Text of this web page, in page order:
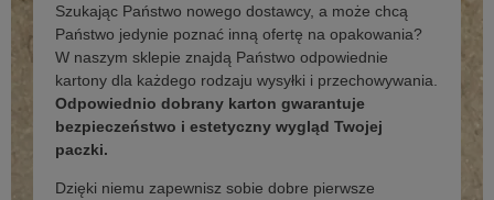
Szukając Państwo nowego dostawcy, a może chcą
Państwo jedynie poznać inną ofertę na opakowania?
W naszym sklepie znajdą Państwo odpowiednie
kartony dla każdego rodzaju wysyłki i przechowywania.
Odpowiednio dobrany karton gwarantuje
bezpieczeństwo i estetyczny wygląd Twojej
paczki.
Dzięki niemu zapewnisz sobie dobre pierwsze